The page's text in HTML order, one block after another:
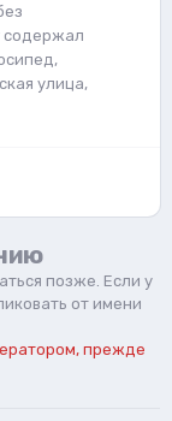
содержал
улица,
позже. Если у
от имени
прежде